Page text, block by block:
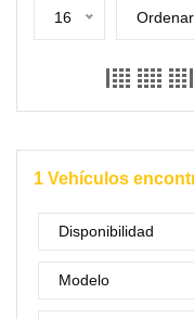
16
1 Vehículos
Disponibilidad
Modelo